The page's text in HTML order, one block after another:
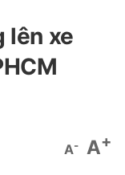
lên xe
A- A+